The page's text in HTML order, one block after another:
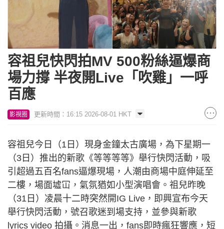
容祖兒快閃拍MV 500粉絲逼爆商
場力撐 半夜開Live「吹雞」一呼
百應
影視圈 更新時間：16:15 2026-08-01 HKT
容祖兒今日（1日）現身金鐘太古廣場，為下星期一
（3日）推出的新歌《等等等等》舉行快閃活動，吸
引超過五百名fans逼爆現場，人潮由商場中庭伸延至
二樓，場面墟冚，氣氛猶如小型演唱會。祖兒昨晚
（31日）凌晨十二時突然開IG Live，即興宣布今天
舉行快閃活動，號召歌迷到場支持，並參與新歌
lyrics video 拍攝。消息一出，fans即時瘋狂響應，短